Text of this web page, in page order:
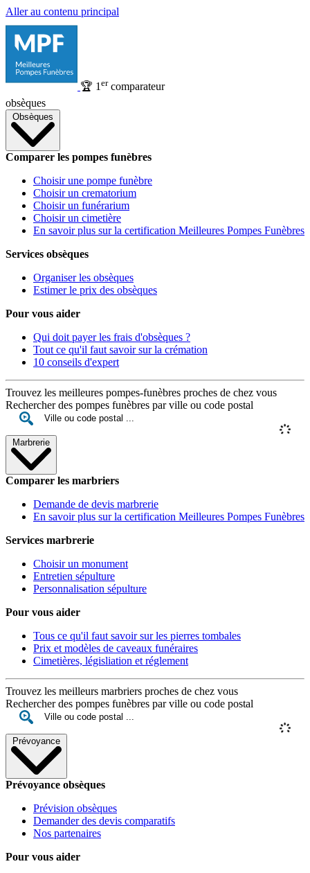
Aller au contenu principal
🏆 1 ercomparateur
obsèques
Obsèques
Comparer les pompes funèbres
Choisir une pompe funèbre
Choisir un crematorium
Choisir un funérarium
Choisir un cimetière
En savoir plus sur la certification Meilleures Pompes Funèbres
Services obsèques
Organiser les obsèques
Estimer le prix des obsèques
Pour vous aider
Qui doit payer les frais d'obsèques ?
Tout ce qu'il faut savoir sur la crémation
10 conseils d'expert
Trouvez les meilleures pompes-funèbres proches de chez vous
Rechercher des pompes funèbres par ville ou code postal
Marbrerie
Comparer les marbriers
Demande de devis marbrerie
En savoir plus sur la certification Meilleures Pompes Funèbres
Services marbrerie
Choisir un monument
Entretien sépulture
Personnalisation sépulture
Pour vous aider
Tous ce qu'il faut savoir sur les pierres tombales
Prix et modèles de caveaux funéraires
Cimetières, législiation et réglement
Trouvez les meilleurs marbriers proches de chez vous
Rechercher des pompes funèbres par ville ou code postal
Prévoyance
Prévoyance obsèques
Prévision obsèques
Demander des devis comparatifs
Nos partenaires
Pour vous aider